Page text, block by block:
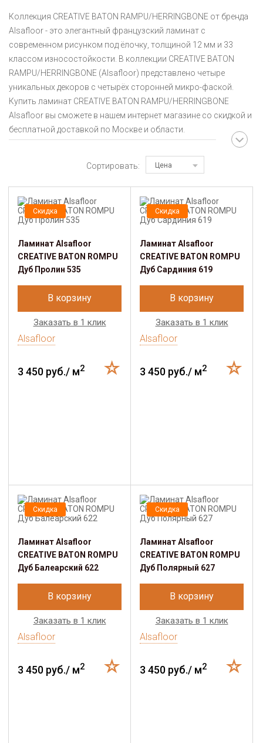
Коллекция CREATIVE BATON RAMPU/HERRINGBONE от бренда
Alsafloor - это элегантный французский ламинат с
современном рисунком под ёлочку, толщиной 12 мм и 33
классом износостойкости. В коллекции CREATIVE BATON
RAMPU/HERRINGBONE (Alsafloor) представлено четыре
уникальных декоров с четырёх сторонней микро-фаской.
Купить ламинат CREATIVE BATON RAMPU/HERRINGBONE
Alsafloor вы сможете в нашем интернет магазине со скидкой и
бесплатной доставкой по Москве и области.
Сортировать: Цена
Скидка
Ламинат Alsafloor
CREATIVE BATON ROMPU
Дуб Пролин 535
В корзину
Заказать в 1 клик
Alsafloor
3 450 руб./ м2
Скидка
Ламинат Alsafloor
CREATIVE BATON ROMPU
Дуб Сардиния 619
В корзину
Заказать в 1 клик
Alsafloor
3 450 руб./ м2
Скидка
Ламинат Alsafloor
CREATIVE BATON ROMPU
Дуб Балеарский 622
В корзину
Заказать в 1 клик
Alsafloor
3 450 руб./ м2
Скидка
Ламинат Alsafloor
CREATIVE BATON ROMPU
Дуб Полярный 627
В корзину
Заказать в 1 клик
Alsafloor
3 450 руб./ м2